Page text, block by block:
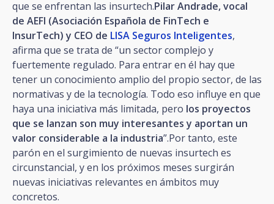
que se enfrentan las insurtech.Pilar Andrade, vocal
de AEFI (Asociación Española de FinTech e
InsurTech) y CEO de LISA Seguros Inteligentes,
afirma que se trata de “un sector complejo y
fuertemente regulado. Para entrar en él hay que
tener un conocimiento amplio del propio sector, de las
normativas y de la tecnología. Todo eso influye en que
haya una iniciativa más limitada, pero los proyectos
que se lanzan son muy interesantes y aportan un
valor considerable a la industria”.Por tanto, este
parón en el surgimiento de nuevas insurtech es
circunstancial, y en los próximos meses surgirán
nuevas iniciativas relevantes en ámbitos muy
concretos.